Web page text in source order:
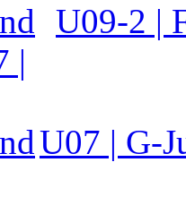
U09-2 |
U07 | G-